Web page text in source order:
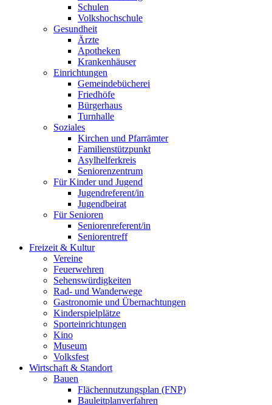
Schulen
Volkshochschule
Gesundheit
Ärzte
Apotheken
Krankenhäuser
Einrichtungen
Gemeindebücherei
Friedhöfe
Bürgerhaus
Turnhalle
Soziales
Kirchen und Pfarrämter
Familienstützpunkt
Asylhelferkreis
Seniorenzentrum
Für Kinder und Jugend
Jugendreferent/in
Jugendbeirat
Für Senioren
Seniorenreferent/in
Seniorentreff
Freizeit & Kultur
Vereine
Feuerwehren
Sehenswürdigkeiten
Rad- und Wanderwege
Gastronomie und Übernachtungen
Kinderspielplätze
Sporteinrichtungen
Kino
Museum
Volksfest
Wirtschaft & Standort
Bauen
Flächennutzungsplan (FNP)
Bauleitplanverfahren